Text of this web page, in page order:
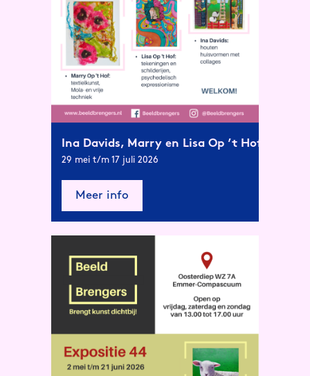
Ina Davids, Marry en Lisa Op ’t Hof
29 mei t/m 17 juli 2026
Meer info